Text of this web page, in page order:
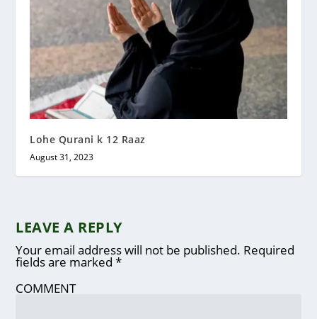
Lohe Qurani k 12 Raaz
August 31, 2023
LEAVE A REPLY
Your email address will not be published. Required
fields are marked*
COMMENT